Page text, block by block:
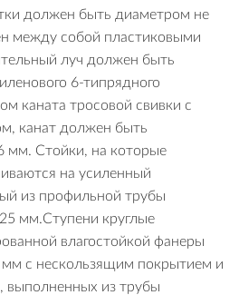
должен быть диаметром не
между собой пластиковыми
луч должен быть
6-типрядного
каната тросовой свивки с
канат должен быть
мм. Стойки, на которые
на усиленный
из профильной трубы
мм.Ступени круглые
влагостойкой фанеры
с нескользящим покрытием и
выполненных из трубы